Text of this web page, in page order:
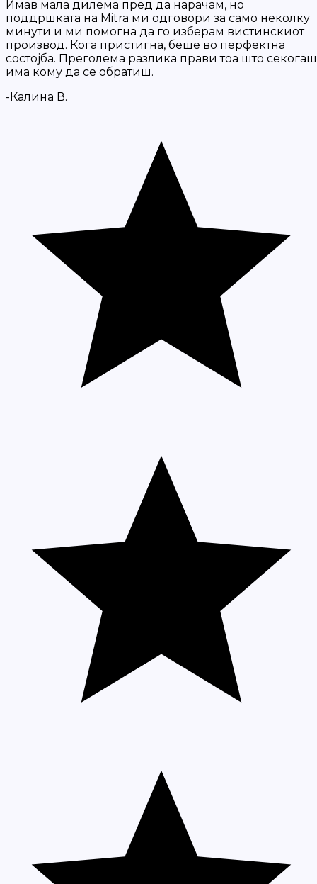
Имав мала дилема пред да нарачам, но
поддршката на Mitra ми одговори за само неколку
минути и ми помогна да го изберам вистинскиот
производ. Кога пристигна, беше во перфектна
состојба. Преголема разлика прави тоа што секогаш
има кому да се обратиш.
-Калина В.